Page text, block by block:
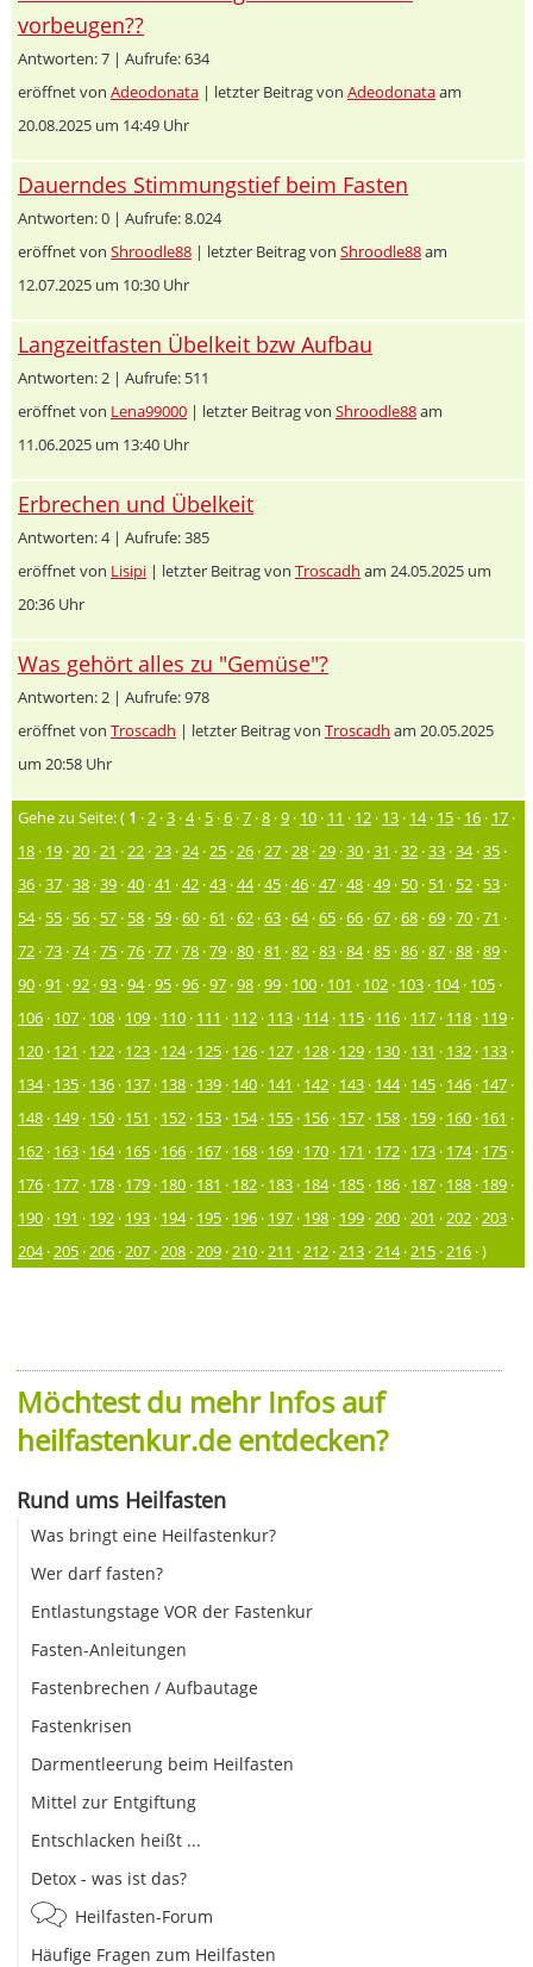
vorbeugen??
Antworten: 7 | Aufrufe: 634
eröffnet von Adeodonata | letzter Beitrag von Adeodonataam
20.08.2025 um 14:49 Uhr
Dauerndes Stimmungstief beim Fasten
Antworten: 0 | Aufrufe: 8.024
eröffnet von Shroodle88 | letzter Beitrag von Shroodle88am
12.07.2025 um 10:30 Uhr
Langzeitfasten Übelkeit bzw Aufbau
Antworten: 2 | Aufrufe: 511
eröffnet von Lena99000 | letzter Beitrag von Shroodle88am
11.06.2025 um 13:40 Uhr
Erbrechen und Übelkeit
Antworten: 4 | Aufrufe: 385
eröffnet von Lisipi | letzter Beitrag von Troscadh am 24.05.2025 um
20:36 Uhr
Was gehört alles zu "Gemüse"?
Antworten: 2 | Aufrufe: 978
eröffnet von Troscadh | letzter Beitrag von Troscadh am 20.05.2025
um 20:58 Uhr
Gehe zu Seite: ( 1 ·2 ·3 ·4· 5 ·6 ·7 ·8 ·9 · 10 · 11 · 12 · 13 · 14· 15 · 16 · 17 ·
18 · 19 ·20 ·21 ·22 ·23 ·24·25 ·26 ·27 ·28 ·29 ·30 ·31 ·32 ·33 ·34·35 ·
36 ·37 ·38 ·39 ·40 ·41 ·42 ·43 ·44·45 ·46 ·47 ·48 ·49 · 50 · 51 · 52 · 53 ·
54· 55 · 56 · 57 · 58 · 59 ·60 ·61 ·62 ·63 ·64·65 ·66 ·67 ·68 ·69 ·70 ·71 ·
72 ·73 ·74·75 ·76 ·77 ·78 ·79 ·80 ·81 ·82 ·83 ·84·85 ·86 ·87 ·88 ·89 ·
90 ·91 ·92 ·93 ·94·95 ·96 ·97 ·98 ·99 · 100 · 101 · 102 · 103 · 104· 105 ·
106 · 107 · 108 · 109 · 110 · 111 · 112 · 113 · 114· 115 · 116 · 117 · 118 · 119 ·
120 · 121 · 122 · 123 · 124· 125 · 126 · 127 · 128 · 129 · 130 · 131 · 132 · 133 ·
134· 135 · 136 · 137 · 138 · 139 · 140 · 141 · 142 · 143 · 144· 145 · 146 · 147 ·
148 · 149 · 150 · 151 · 152 · 153 · 154· 155 · 156 · 157 · 158 · 159 · 160 · 161 ·
162 · 163 · 164· 165 · 166 · 167 · 168 · 169 · 170 · 171 · 172 · 173 · 174· 175 ·
176 · 177 · 178 · 179 · 180 · 181 · 182 · 183 · 184· 185 · 186 · 187 · 188 · 189 ·
190 · 191 · 192 · 193 · 194· 195 · 196 · 197 · 198 · 199 ·200 ·201 ·202 ·203 ·
204·205 ·206 ·207 ·208 ·209 ·210 ·211 ·212 ·213 ·214·215 ·216 · )
Möchtest du mehr Infos auf
heilfastenkur.de entdecken?
Rund ums Heilfasten
Was bringt eine Heilfastenkur?
Wer darf fasten?
Entlastungstage VOR der Fastenkur
Fasten-Anleitungen
Fastenbrechen / Aufbautage
Fastenkrisen
Darmentleerung beim Heilfasten
Mittel zur Entgiftung
Entschlacken heißt ...
Detox - was ist das?
Heilfasten-Forum
Häufige Fragen zum Heilfasten